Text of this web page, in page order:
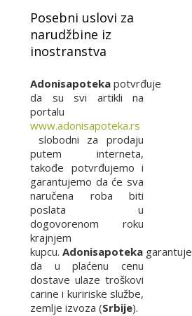
Posebni uslovi za
narudžbine iz
inostranstva
Adonisapoteka potvrđuje
da su svi artikli na
portalu
www.adonisapoteka.rs
slobodni za prodaju
putem interneta,
takođe potvrđujemo i
garantujemo da će sva
naručena roba biti
poslata u
dogovorenom roku
krajnjem
kupcu. Adonisapoteka garantuje
da u plaćenu cenu
dostave ulaze troškovi
carine i kuririske službe,
zemlje izvoza (Srbije).